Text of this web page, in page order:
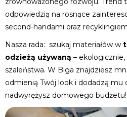
odpowiedzią na rosnące
second-handami oraz
Nasza rada: szukaj materiałów w
odzieżą używaną –
szaleństwa. W Biga znajdziesz
odmienią Twój look i dodadzą mu
nadwyrężysz domowego budżetu!